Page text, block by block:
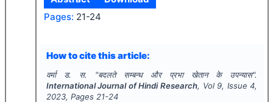
Pages: 21-24
How to cite this article:
वर्मा ड. स. "बदलते सम्बन्ध और प्रभा खेतान के उपन्यास".
International Journal of Hindi Research, Vol 9, Issue4,
2023, Pages 21-24